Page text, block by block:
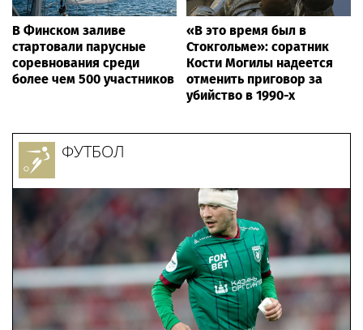
В Финском заливе
стартовали парусные
соревнования среди
более чем 500 участников
«В это время был в
Стокгольме»: соратник
Кости Могилы надеется
отменить приговор за
убийство в 1990-х
ФУТБОЛ